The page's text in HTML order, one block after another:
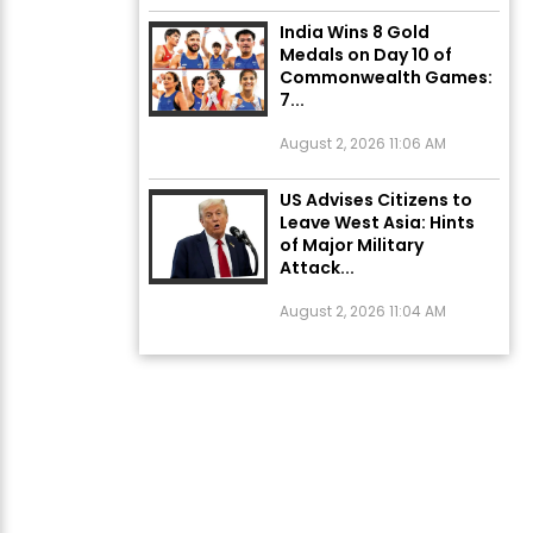
India Wins 8 Gold
Medals on Day 10 of
Commonwealth Games:
7...
US Advises Citizens to
Leave West Asia: Hints
of Major Military
Attack...
Sisters Marry Twin